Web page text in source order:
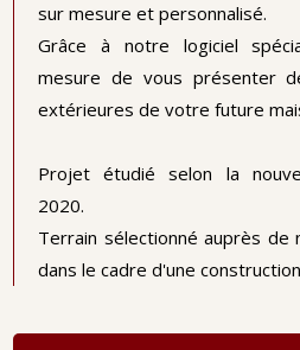
sur mesure et personnalisé.
Grâce à notre logiciel
mesure de vous présenter
extérieures de votre future
Projet étudié selon la
2020.
Terrain sélectionné auprès
dans le cadre d'une